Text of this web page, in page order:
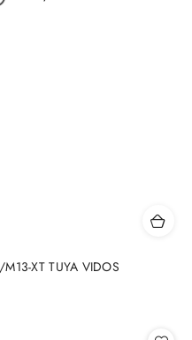
XT TUYA VIDOS